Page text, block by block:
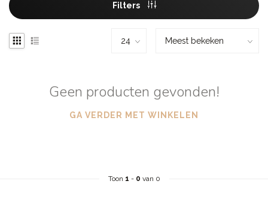
Filters
Geen producten gevonden!
GA VERDER MET WINKELEN
Toon 1 - 0 van 0